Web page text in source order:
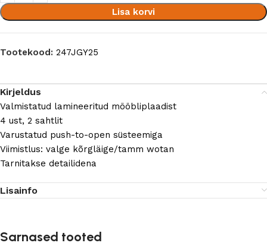
Lisa korvi
Tootekood: 247JGY25
Kirjeldus
Valmistatud lamineeritud mööbliplaadist
4 ust, 2 sahtlit
Varustatud push-to-open süsteemiga
Viimistlus: valge kõrgläige/tamm wotan
Tarnitakse detailidena
Lisainfo
Sarnased tooted